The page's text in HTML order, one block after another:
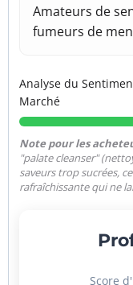
Amateurs de
fumeurs de
Analyse du
Marché
Note pour les
"palate cleanser"
saveurs trop sucrées,
rafraîchissante qui ne
Score